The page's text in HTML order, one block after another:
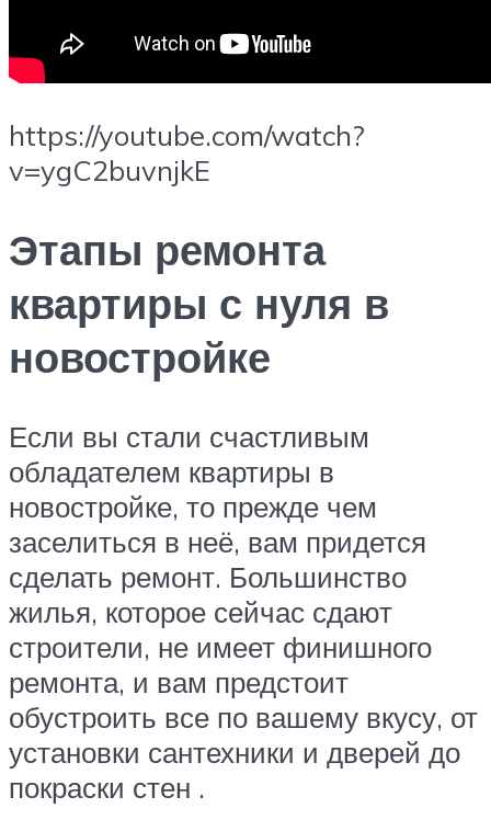
https://youtube.com/watch?
v=ygC2buvnjkE
Этапы ремонта
квартиры с нуля в
новостройке
Если вы стали счастливым
обладателем квартиры в
новостройке, то прежде чем
заселиться в неё, вам придется
сделать ремонт. Большинство
жилья, которое сейчас сдают
строители, не имеет финишного
ремонта, и вам предстоит
обустроить все по вашему вкусу, от
установки сантехники и дверей до
покраски стен .